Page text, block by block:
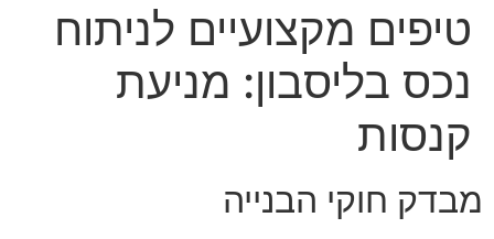
טיפים מקצועיים לניתוח
נכס בליסבון: מניעת
קנסות
מבדק חוקי הבנייה